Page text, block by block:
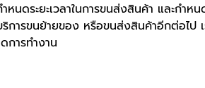
หนดระยะเวลาในการขนส่งสินค้า และกำ
ริการขนย้ายของ หรือขนส่งสินค้าอีกต่อไป
การทำงาน